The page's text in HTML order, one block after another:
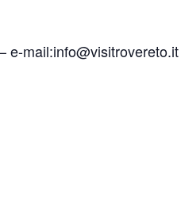
e-mail:info@visitrovereto.it